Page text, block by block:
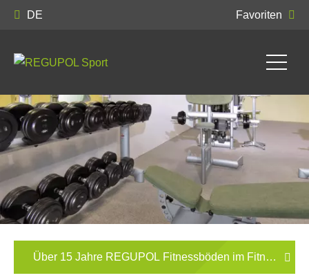
DE Favoriten
Über 15 Jahre REGUPOL Fitnessböden im Fitness